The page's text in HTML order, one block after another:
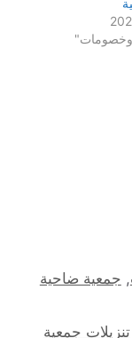
وخصومات"
, جمعية ضاحية
تنزيلات جمعية